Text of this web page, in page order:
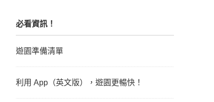
必看資訊！
遊園準備清單
利用 App（英文版），遊園更暢快！